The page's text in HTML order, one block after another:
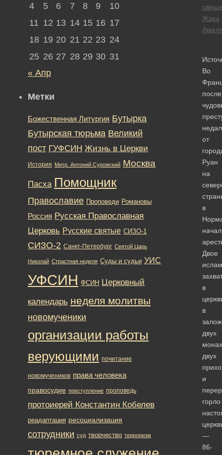
Жака
Во
после
от
Руан
на
в
Двое
в
в
двух
двух
и
горло
—
86-
4
5 6 7 8 9
10
11 12 13 14 15 16 17
18 19 20 21 22 23 24
25 26 27 28 29 30 31
« Апр
Метки
Божественная Литургия Бутырка
Бутырская тюрьма Великий
пост ГУФСИН Жизнь в Церкви
История Митр. Антоний Сурожский Москва
Пасха Помощник
Православие Проповеди Романовы
Россия Русская Православная
Церковь Русские святые СИЗО-1
СИЗО-2 Санкт-Петербург Святой Царь
Николай Страстная неделя Суды и судьи УИС
УФСИН ФСИН Церковный
календарь неделя молитвы
новомученики
организации работы
верующими почитание
новомучеников права человека
правосудие преступление проповедь
протоиерей Константин Кобелев
реадаптация ресоциализация
сотрудники суд творчество терроризм